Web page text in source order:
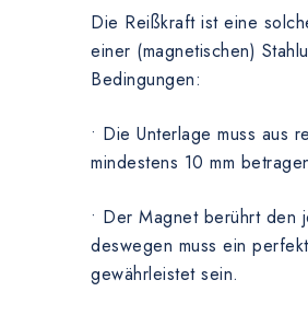
Die Reißkraft ist eine
einer (magnetischen)
Bedingungen:
• Die Unterlage muss aus
mindestens 10 mm
• Der Magnet berührt den
deswegen muss ein
gewährleistet sein.